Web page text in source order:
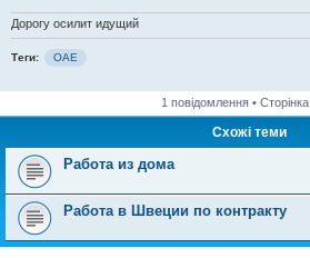
н
я
Дорогу осилит идущий
Теги: ОАЕ
1 повідомлення • Сторінка
Схожі теми
Работа из дома
Работа в Швеции по контракту